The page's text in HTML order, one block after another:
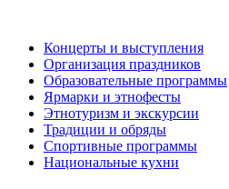
Концерты и выступления
Организация праздников
Образовательные программы
Ярмарки и этнофесты
Этнотуризм и экскурсии
Традиции и обряды
Спортивные программы
Национальные кухни